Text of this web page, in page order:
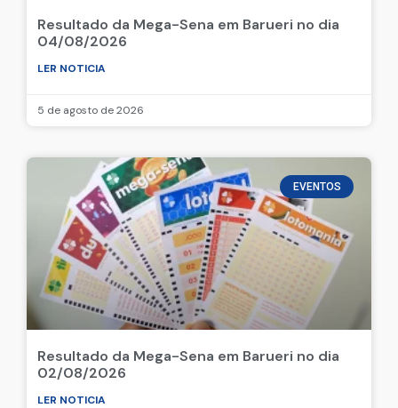
Resultado da Mega-Sena em Barueri no dia
04/08/2026
LER NOTICIA
5 de agosto de 2026
EVENTOS
Resultado da Mega-Sena em Barueri no dia
02/08/2026
LER NOTICIA